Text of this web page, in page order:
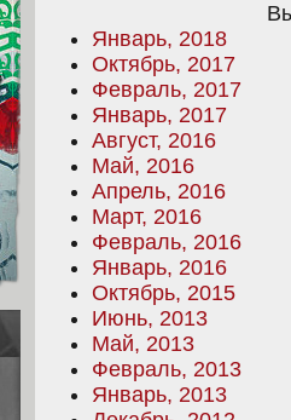
Январь, 2018
Октябрь, 2017
Февраль, 2017
Январь, 2017
Август, 2016
Май, 2016
Апрель, 2016
Март, 2016
Февраль, 2016
Январь, 2016
Октябрь, 2015
Июнь, 2013
Май, 2013
Февраль, 2013
Январь, 2013